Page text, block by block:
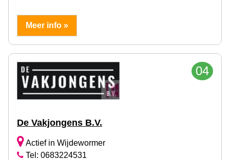
Meer info »
04
De Vakjongens B.V.
Actief in Wijdewormer
Tel: 0683224531